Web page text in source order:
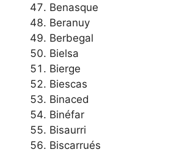
Benasque
Beranuy
Berbegal
Bielsa
Bierge
Biescas
Binaced
Binéfar
Bisaurri
Biscarrués